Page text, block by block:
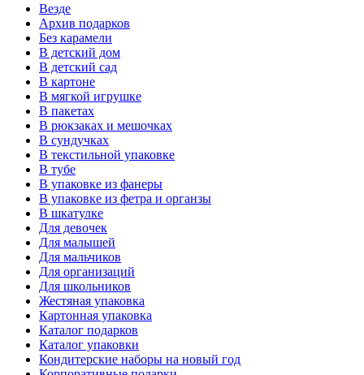
Везде
Архив подарков
Без карамели
В детский дом
В детский сад
В картоне
В мягкой игрушке
В пакетах
В рюкзаках и мешочках
В сундучках
В текстильной упаковке
В тубе
В упаковке из фанеры
В упаковке из фетра и органзы
В шкатулке
Для девочек
Для малышей
Для мальчиков
Для организаций
Для школьников
Жестяная упаковка
Картонная упаковка
Каталог подарков
Каталог упаковки
Кондитерские наборы на новый год